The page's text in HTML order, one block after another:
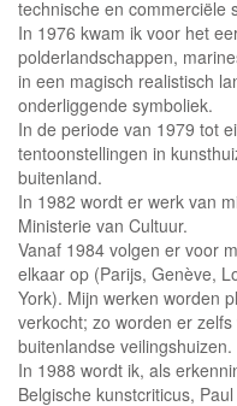
technische en commerciële
In 1976 kwam ik voor het
polderlandschappen,
in een magisch realistisch
onderliggende symboliek.
In de periode van 1979 tot
tentoonstellingen in
buitenland.
In 1982 wordt er werk van
Ministerie van Cultuur.
Vanaf 1984 volgen er voor
elkaar op (Parijs, Genève,
York). Mijn werken worden
verkocht; zo worden er
buitenlandse veilingshuizen.
In 1988 wordt ik, als
Belgische kunstcriticus,